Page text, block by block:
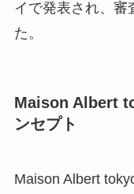
イで発表され、審
た。
Maison Albert
ンセプト
Maison Albert